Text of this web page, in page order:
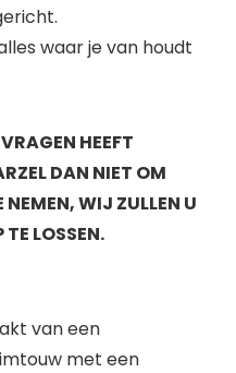
waar je van houdt
HEEFT
DAN NIET OM
WIJ ZULLEN U
TE LOSSEN.
van een
met een